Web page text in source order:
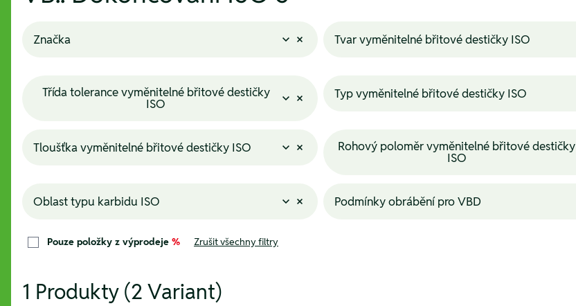
Značka Tvar vyměnitelné břitové destičky ISO
Třída tolerance vyměnitelné břitové destičky
ISO
Typ vyměnitelné břitové destičky ISO
Tloušťka vyměnitelné břitové destičky ISO Rohový poloměr vyměnitelné břitové destičky
ISO
Oblast typu karbidu ISO Podmínky obrábění pro VBD
Pouze položky z výprodeje % Zrušit všechny filtry
1 Produkty (2 Variant)